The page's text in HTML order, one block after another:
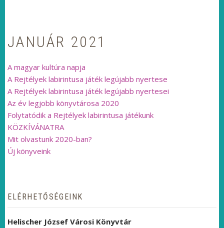
JANUÁR 2021
A magyar kultúra napja
A Rejtélyek labirintusa játék legújabb nyertese
A Rejtélyek labirintusa játék legújabb nyertesei
Az év legjobb könyvtárosa 2020
Folytatódik a Rejtélyek labirintusa játékunk
KÖZKÍVÁNATRA
Mit olvastunk 2020-ban?
Új könyveink
ELÉRHETŐSÉGEINK
Helischer József Városi Könyvtár